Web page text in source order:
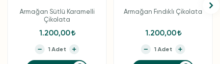
Armağan Sütlü Karamelli
Çikolata
1.200,00
Armağan Fındıklı Çikolata
1.200,00